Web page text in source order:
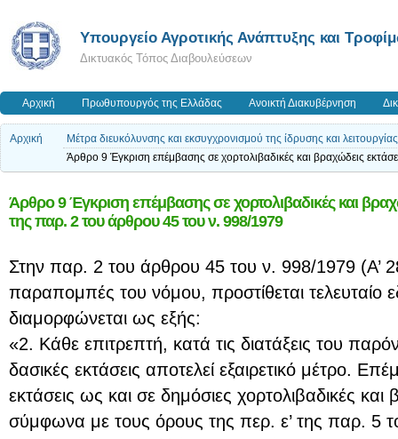
Υπουργείο Αγροτικής Ανάπτυξης και
Δικτυακός Τόπος Διαβουλεύσεων
Αρχική Πρωθυπουργός της Ελλάδας Ανοικτή Διακυβέρνηση
Αρχική
Μέτρα διευκόλυνσης και εκσυγχρονισμού της ίδρυσης και
Άρθρο 9 Έγκριση επέμβασης σε χορτολιβαδικές και βραχώδεις
Άρθρο 9 Έγκριση επέμβασης σε χορτολιβαδικές και
της παρ. 2 του άρθρου 45 του ν. 998/1979
Στην παρ. 2 του άρθρου 45 του ν. 998/1979 (Α’
παραπομπές του νόμου, προστίθεται τελευταίο
διαμορφώνεται ως εξής:
«2. Κάθε επιτρεπτή, κατά τις διατάξεις του
δασικές εκτάσεις αποτελεί εξαιρετικό μέτρο.
εκτάσεις ως και σε δημόσιες χορτολιβαδικές και
σύμφωνα με τους όρους της περ. ε’ της παρ. 5